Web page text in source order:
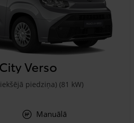
Verso
piedziņa) (81 kW)
Manuālā